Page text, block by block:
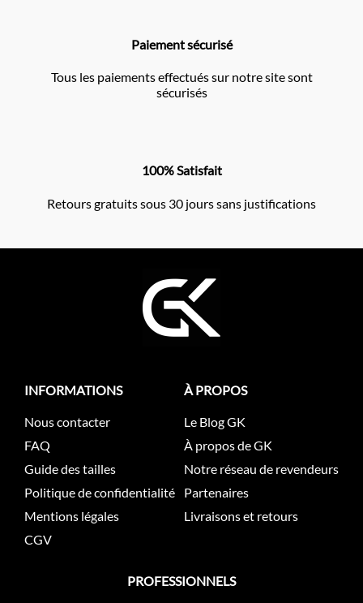
Paiement sécurisé
Tous les paiements effectués sur notre site sont
sécurisés
100% Satisfait
Retours gratuits sous 30 jours sans justifications
INFORMATIONS
Nous contacter
FAQ
Guide des tailles
Politique de confidentialité
Mentions légales
CGV
À PROPOS
Le Blog GK
À propos de GK
Notre réseau de revendeurs
Partenaires
Livraisons et retours
PROFESSIONNELS